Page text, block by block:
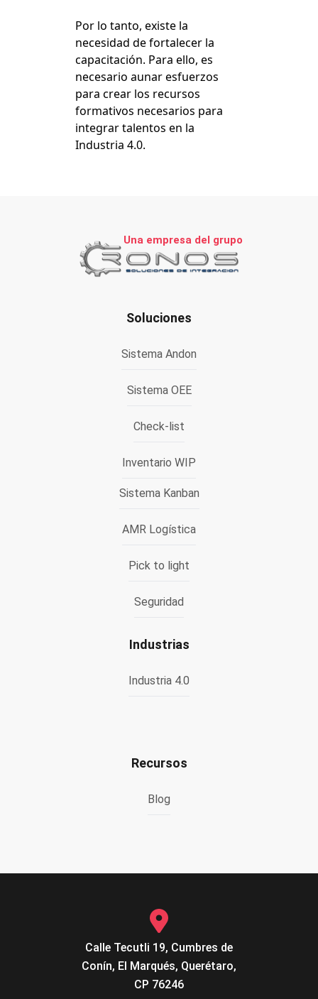
Por lo tanto, existe la
necesidad de fortalecer la
capacitación. Para ello, es
necesario aunar esfuerzos
para crear los recursos
formativos necesarios para
integrar talentos en la
Industria 4.0.
Una empresa del grupo
Soluciones
Sistema Andon
Sistema OEE
Check-list
Inventario WIP
Sistema Kanban
AMR Logística
Pick to light
Seguridad
Industrias
Industria 4.0
Recursos
Blog
Calle Tecutli 19, Cumbres de
Conín, El Marqués, Querétaro,
CP 76246